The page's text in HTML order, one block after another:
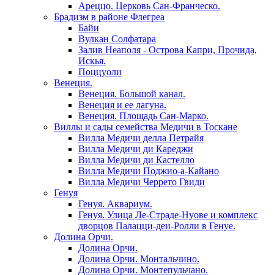
Ареццо. Церковь Сан-Франческо.
Брадизм в районе Флегреа
Байи
Вулкан Солфатара
Залив Неаполя - Острова Капри, Прочида,
Искья.
Поццуоли
Венеция.
Венеция. Большой канал.
Венеция и ее лагуна.
Венеция. Площадь Сан-Марко.
Виллы и сады семейства Медичи в Тоскане
Вилла Медичи делла Петрайя
Вилла Медичи ди Кареджи
Вилла Медичи ди Кастелло
Вилла Медичи Поджио-а-Кайано
Вилла Медичи Черрето Гвиди
Генуя
Генуя. Аквариум.
Генуя. Улица Ле-Страде-Нуове и комплекс
дворцов Палацци-деи-Ролли в Генуе.
Долина Орчи.
Долина Орчи.
Долина Орчи. Монтальчино.
Долина Орчи. Монтепульчано.